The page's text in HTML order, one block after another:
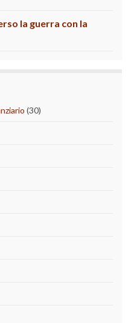
la guerra con la
(30)